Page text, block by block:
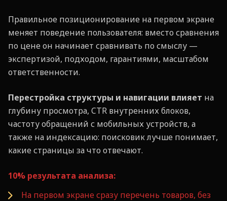
Правильное позиционирование на первом экране
меняет поведение пользователя: вместо сравнения
по цене он начинает сравнивать по смыслу —
экспертизой, подходом, гарантиями, масштабом
ответственности.
Перестройка структуры и навигации влияет на
глубину просмотра, CTR внутренних блоков,
частоту обращений с мобильных устройств, а
также на индексацию: поисковик лучше понимает,
какие страницы за что отвечают.
10% результата анализа:
На первом экране сразу перечень товаров, без